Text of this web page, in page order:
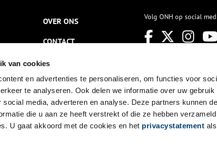
van cookies
en advertenties te personaliseren, om functies voor
te analyseren. Ook delen we informatie over uw gebruik
media, adverteren en analyse. Deze partners kunnen
die u aan ze heeft verstrekt of die ze hebben
U gaat akkoord met de cookies en het privacystatement
woon- en atelierruimte.
OVER ONS
CONTACT
NIEUWSBRIEF
DISCLAIMER
PRIVACY
TOEGANKELIJKHEID
Volg ONH op social